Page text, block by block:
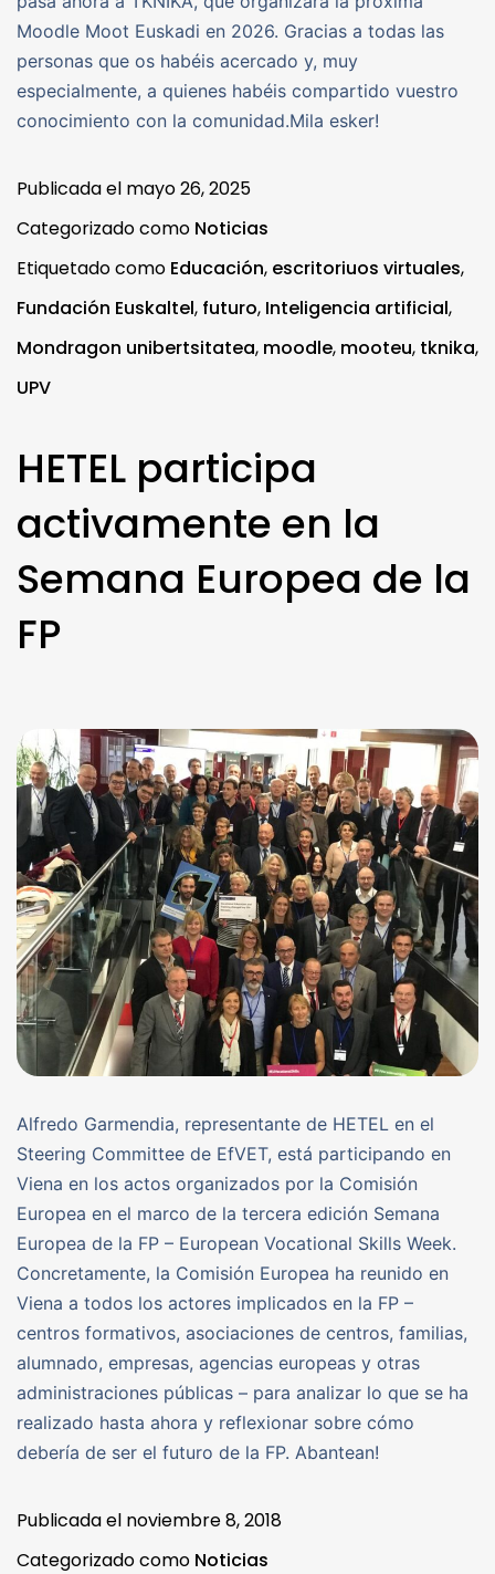
Moodle Moot Euskadi en 2026. Gracias a todas las
personas que os habéis acercado y, muy
especialmente, a quienes habéis compartido vuestro
conocimiento con la comunidad.Mila esker!
Publicada el mayo 26, 2025
Categorizado como Noticias
Etiquetado como Educación, escritoriuos virtuales,
Fundación Euskaltel, futuro, Inteligencia artificial,
Mondragon unibertsitatea, moodle, mooteu, tknika,
UPV
HETEL participa
activamente en la
Semana Europea de la
FP
Alfredo Garmendia, representante de HETEL en el
Steering Committee de EfVET, está participando en
Viena en los actos organizados por la Comisión
Europea en el marco de la tercera edición Semana
Europea de la FP – European Vocational Skills Week.
Concretamente, la Comisión Europea ha reunido en
Viena a todos los actores implicados en la FP –
centros formativos, asociaciones de centros, familias,
alumnado, empresas, agencias europeas y otras
administraciones públicas – para analizar lo que se ha
realizado hasta ahora y reflexionar sobre cómo
debería de ser el futuro de la FP. Abantean!
Publicada el noviembre 8, 2018
Categorizado como Noticias